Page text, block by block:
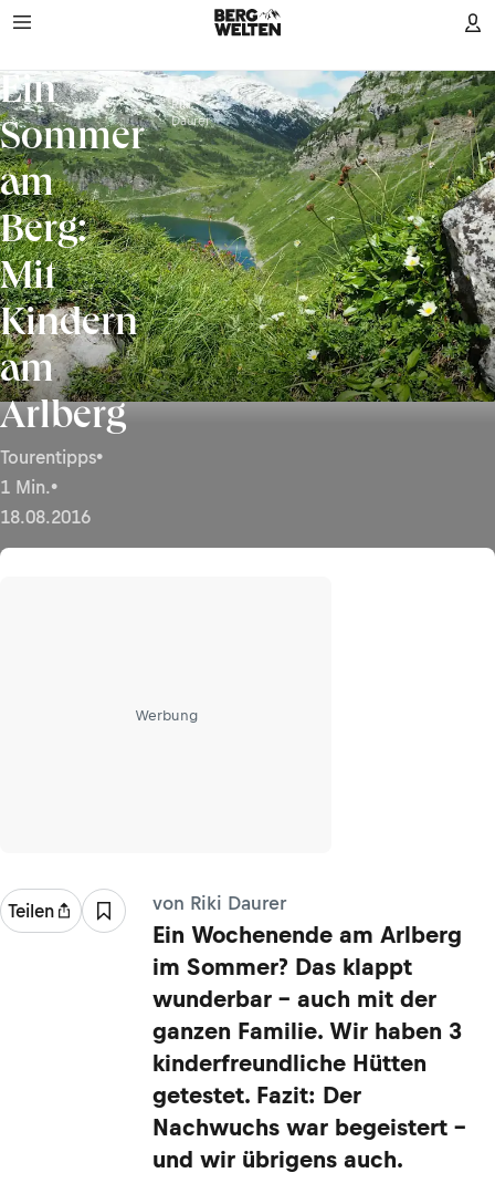
Ein
Sommer
am
Berg:
Mit
Kindern
am
Arlberg
Tourentipps•
1 Min.•
18.08.2016
Foto:
Riki
Daurer
Werbung
Teilen von Riki Daurer
Ein Wochenende am Arlberg
im Sommer? Das klappt
wunderbar – auch mit der
ganzen Familie. Wir haben 3
kinderfreundliche Hütten
getestet. Fazit: Der
Nachwuchs war begeistert –
und wir übrigens auch.